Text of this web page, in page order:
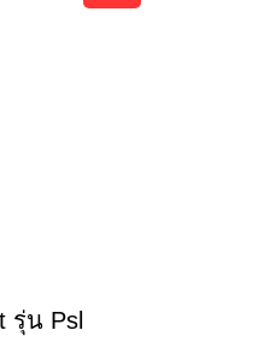
รุ่น Psl